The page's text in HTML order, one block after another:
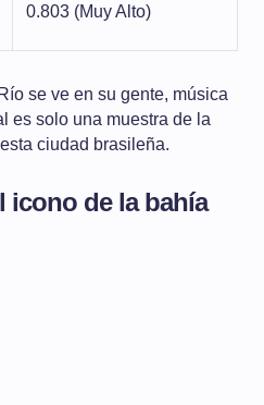
0.803 (Muy Alto)
se ve en su gente, música
es solo una muestra de la
ciudad brasileña.
icono de la bahía